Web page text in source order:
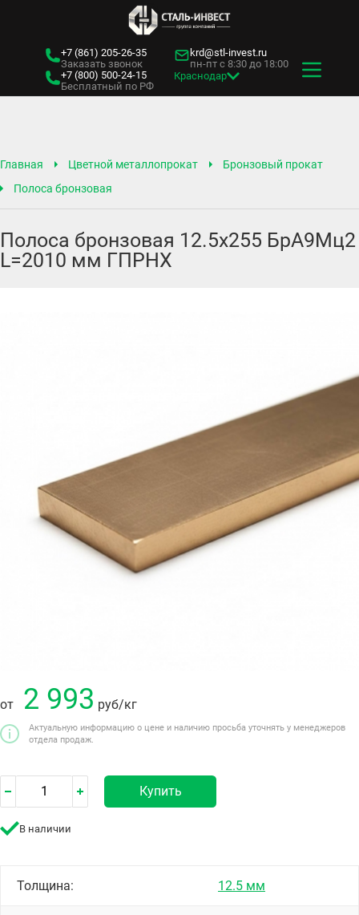
+7 (861) 205-26-35
Заказать звонок
+7 (800) 500-24-15
Бесплатный по РФ
krd@stl-invest.ru
пн-пт с 8:30 до 18:00
Краснодар
Главная Цветной металлопрокат
Бронзовый прокат
Полоса бронзовая
Полоса бронзовая 12.5х255 БрА9Мц2
L=2010 мм ГПРНХ
от 2 993 руб/кг
Актуальную информацию о цене и наличию просьба уточнять у менеджеров
отдела продаж.
Купить
В наличии
Толщина: 12.5 мм